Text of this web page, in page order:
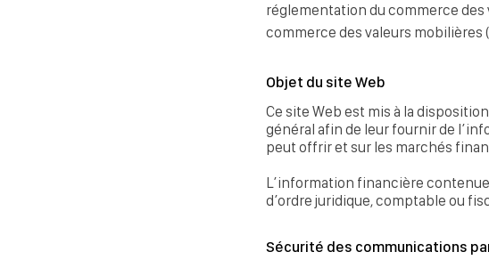
réglementation du commerce des
commerce des valeurs mobilières
Objet du site Web
Ce site Web est mis à la
général afin de leur fournir de
peut offrir et sur les marchés
L’information financière
d’ordre juridique, comptable ou
Sécurité des communications